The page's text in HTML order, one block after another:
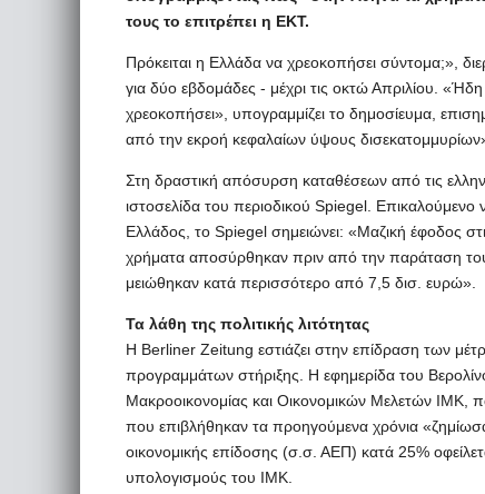
τους το επιτρέπει η ΕΚΤ.
Πρόκειται η Ελλάδα να χρεοκοπήσει σύντομα;»,
για δύο εβδομάδες - μέχρι τις οκτώ Απριλίου.
χρεοκοπήσει», υπογραμμίζει το δημοσίευμα,
από την εκροή κεφαλαίων ύψους
Στη δραστική απόσυρση καταθέσεων από τις
ιστοσελίδα του περιοδικού Spiegel.
Ελλάδος, το Spiegel σημειώνει: «Μαζική έφοδος
χρήματα αποσύρθηκαν πριν από την παράταση
μειώθηκαν κατά περισσότερο από 7,5 δισ. ευρώ».
Τα λάθη της πολιτικής λιτότητας
H Berliner Zeitung εστιάζει στην επίδραση των
προγραμμάτων στήριξης. Η εφημερίδα του
Μακροοικονομίας και Οικονομικών Μελετών IMK,
που επιβλήθηκαν τα προηγούμενα χρόνια
οικονομικής επίδοσης (σ.σ. ΑΕΠ) κατά 25%
υπολογισμούς του ΙΜΚ.